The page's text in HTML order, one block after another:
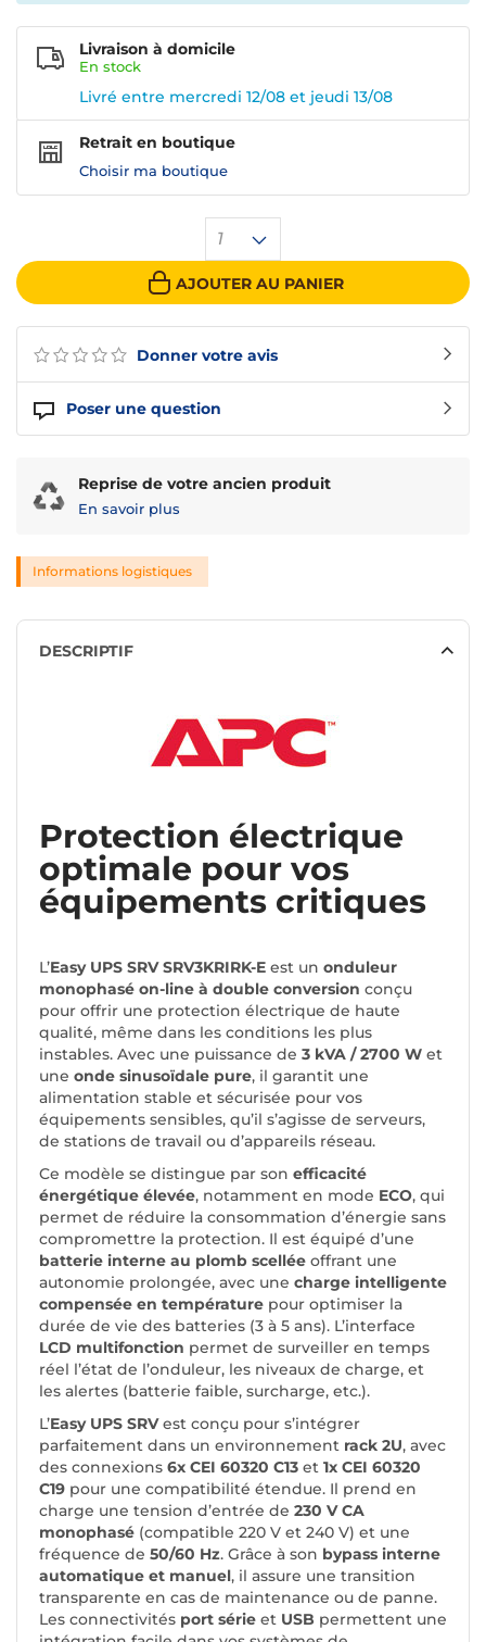
Donner votre avis
Poser une question
1
AJOUTER AU PANIER
Livraison à domicile
En stock
Livré entre mercredi 12/08 et jeudi 13/08
Retrait en boutique
Choisir ma boutique
Reprise de votre ancien produit
En savoir plus
Informations logistiques
DESCRIPTIF
Protection électrique
optimale pour vos
équipements critiques
L’Easy UPS SRV SRV3KRIRK-E est un onduleur
monophasé on-line à double conversion conçu
pour offrir une protection électrique de haute
qualité, même dans les conditions les plus
instables. Avec une puissance de 3 kVA / 2700 W et
une onde sinusoïdale pure, il garantit une
alimentation stable et sécurisée pour vos
équipements sensibles, qu’il s’agisse de serveurs,
de stations de travail ou d’appareils réseau.
Ce modèle se distingue par son efficacité
énergétique élevée, notamment en mode ECO, qui
permet de réduire la consommation d’énergie sans
compromettre la protection. Il est équipé d’une
batterie interne au plomb scellée offrant une
autonomie prolongée, avec une charge intelligente
compensée en température pour optimiser la
durée de vie des batteries (3 à 5 ans). L’interface
LCD multifonction permet de surveiller en temps
réel l’état de l’onduleur, les niveaux de charge, et
les alertes (batterie faible, surcharge, etc.).
L’Easy UPS SRVest conçu pour s’intégrer
parfaitement dans un environnement rack 2U, avec
des connexions 6x CEI 60320 C13 et 1x CEI 60320
C19 pour une compatibilité étendue. Il prend en
charge une tension d’entrée de 230 V CA
monophasé (compatible 220 V et 240 V) et une
fréquence de 50/60 Hz. Grâce à son bypass interne
automatique et manuel, il assure une transition
transparente en cas de maintenance ou de panne.
Les connectivités port série et USB permettent une